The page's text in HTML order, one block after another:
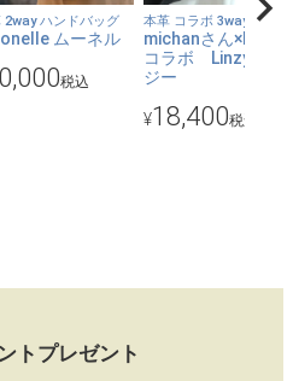
、すぐ取り出したいものを入れる
も、はじめて使うという方に
品な雰囲気。その秘密は、たっぷ
やわらかな牛革を使用していま
2way ハンドバッグ
ムーネル
税込
本革 コラボ 3way
michanさん×HAYNI
コラボ Linzy リン
ジー
¥18,400税込
トプレゼント